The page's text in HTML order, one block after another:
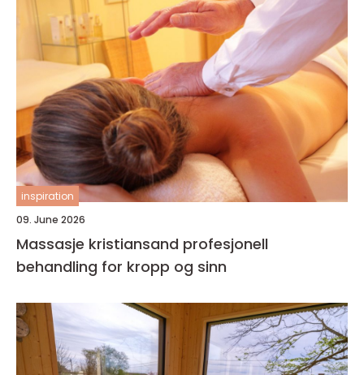
inspiration
09. June 2026
Massasje kristiansand profesjonell
behandling for kropp og sinn